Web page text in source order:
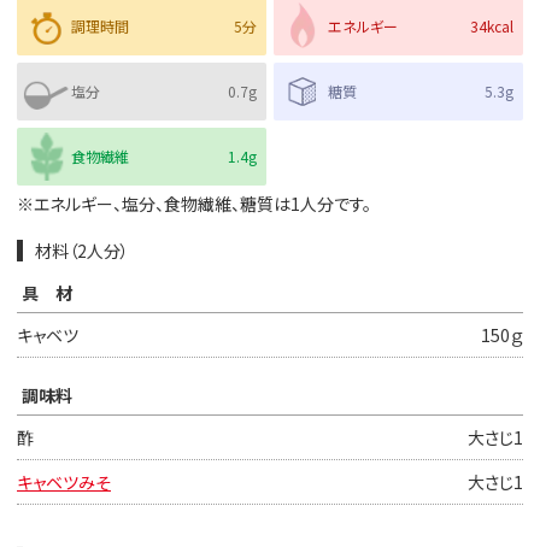
調理時間 5分 エネルギー 34kcal
塩分 0.7g 糖質 5.3g
食物繊維 1.4g
※エネルギー、塩分、食物繊維、糖質は1人分です。
材料（2人分）
具材
キャベツ
150ｇ
調味料
酢
大さじ1
キャベツみそ
大さじ1